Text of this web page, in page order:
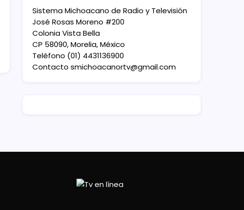
Sistema Michoacano de Radio y Televisión
José Rosas Moreno #200
Colonia Vista Bella
CP 58090, Morelia, México
Teléfono (01) 4431136900
Contacto smichoacanortv@gmail.com